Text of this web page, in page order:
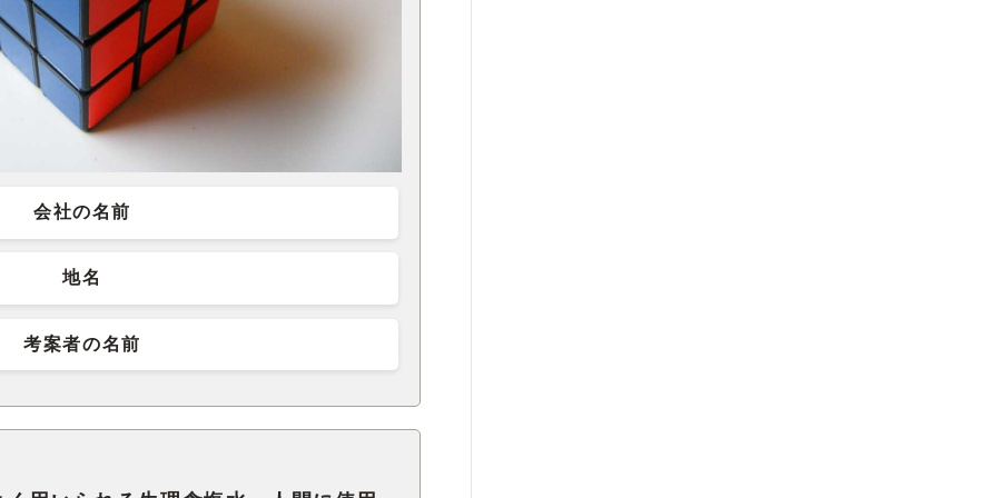
会社の名前
地名
考案者の名前